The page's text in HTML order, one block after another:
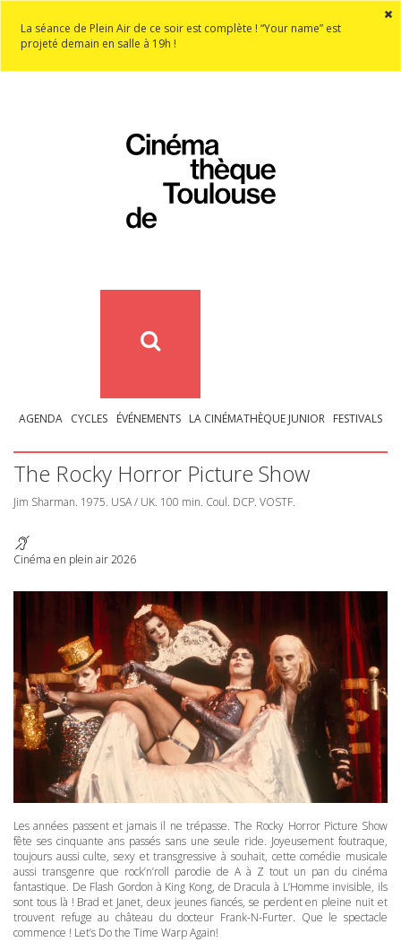
La séance de Plein Air de ce soir est complète ! “Your name” est
projeté demain en salle à 19h !
AGENDA CYCLES ÉVÉNEMENTS LA CINÉMATHÈQUE JUNIOR FESTIVALS
The Rocky Horror Picture Show
Jim Sharman. 1975. USA/ UK. 100 min. Coul. DCP. VOSTF.
Cinéma en plein air 2026
Les années passent et jamais il ne trépasse. The Rocky Horror Picture Show
fête ses cinquante ans passés sans une seule ride. Joyeusement foutraque,
toujours aussi culte, sexy et transgressive à souhait, cette comédie musicale
aussi transgenre que rock’n’roll parodie de A à Z tout un pan du cinéma
fantastique. De Flash Gordon à King Kong, de Dracula à L’Homme invisible, ils
sont tous là ! Brad et Janet, deux jeunes fiancés, se perdent en pleine nuit et
trouvent refuge au château du docteur Frank-N-Furter. Que le spectacle
commence ! Let’s Do the Time Warp Again!